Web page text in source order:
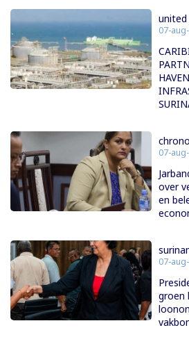
united
07-
07-
over
en
07-
groen